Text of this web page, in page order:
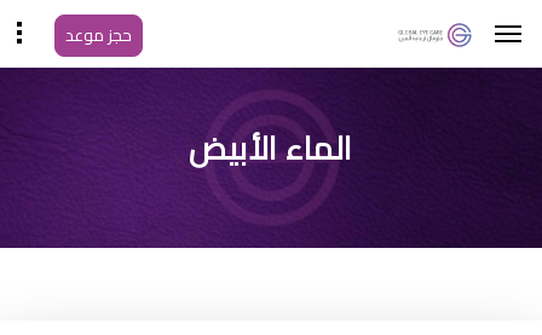
حجز موعد
الماء الأبيض